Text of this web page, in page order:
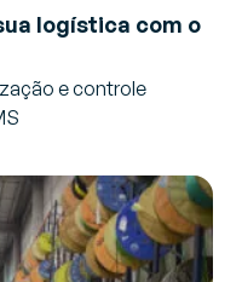
logística com o
e controle